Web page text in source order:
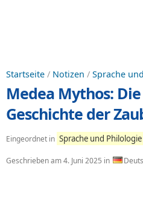
Startseite / Notizen / Sprache
Medea Mythos:
Geschichte der
Eingeordnet in Sprache und Philologie
Geschrieben am4. Juni 2025 in